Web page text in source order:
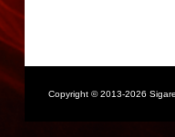
Copyright © 2013-2026